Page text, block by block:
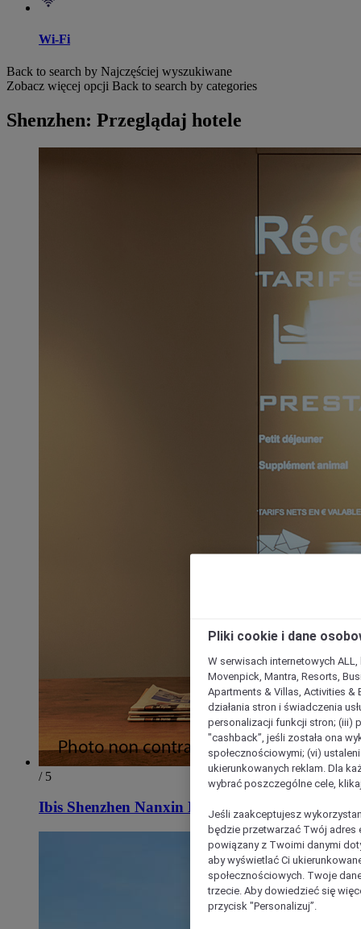
Wi-Fi
Back to search by Najczęściej wyszukiwane
Zobacz więcej opcji Back to search by categories
Shenzhen: Przeglądaj hotele
/ 5
Ibis Shenzhen Nanxin Road Hotel
Pliki cookie i dane
W serwisach internetowych
Movenpick, Mantra, Resorts,
Apartments & Villas, Activities &
działania stron i świadczenia
personalizacji funkcji stron; (iii)
"cashback”, jeśli została ona
społecznościowymi; (vi)
ukierunkowanych reklam. Dla
wybrać poszczególne cele,
Jeśli zaakceptujesz
będzie przetwarzać Twój adres
powiązany z Twoimi danymi
aby wyświetlać Ci
społecznościowych. Twoje
trzecie. Aby dowiedzieć się
przycisk "Personalizuj”.